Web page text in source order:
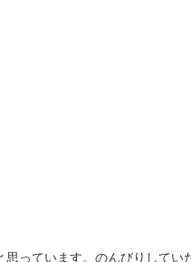
っています。のんびりして